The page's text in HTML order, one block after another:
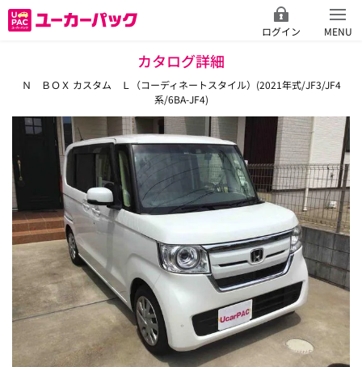
ログイン MENU
カタログ詳細
Ｎ ＢＯＸ カスタム Ｌ（コーディネートスタイル）(2021年式/JF3/JF4
系/6BA-JF4)